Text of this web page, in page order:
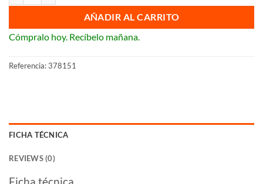
AÑADIR AL CARRITO
Cómpralo hoy. Recíbelo mañana.
Referencia:378151
FICHA TÉCNICA
REVIEWS (0)
Ficha técnica